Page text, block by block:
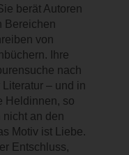
berät Autoren
Bereichen
von
Ihre
nach
– und in
Heldinnen, so
nicht an den
Motiv ist Liebe.
Entschluss,